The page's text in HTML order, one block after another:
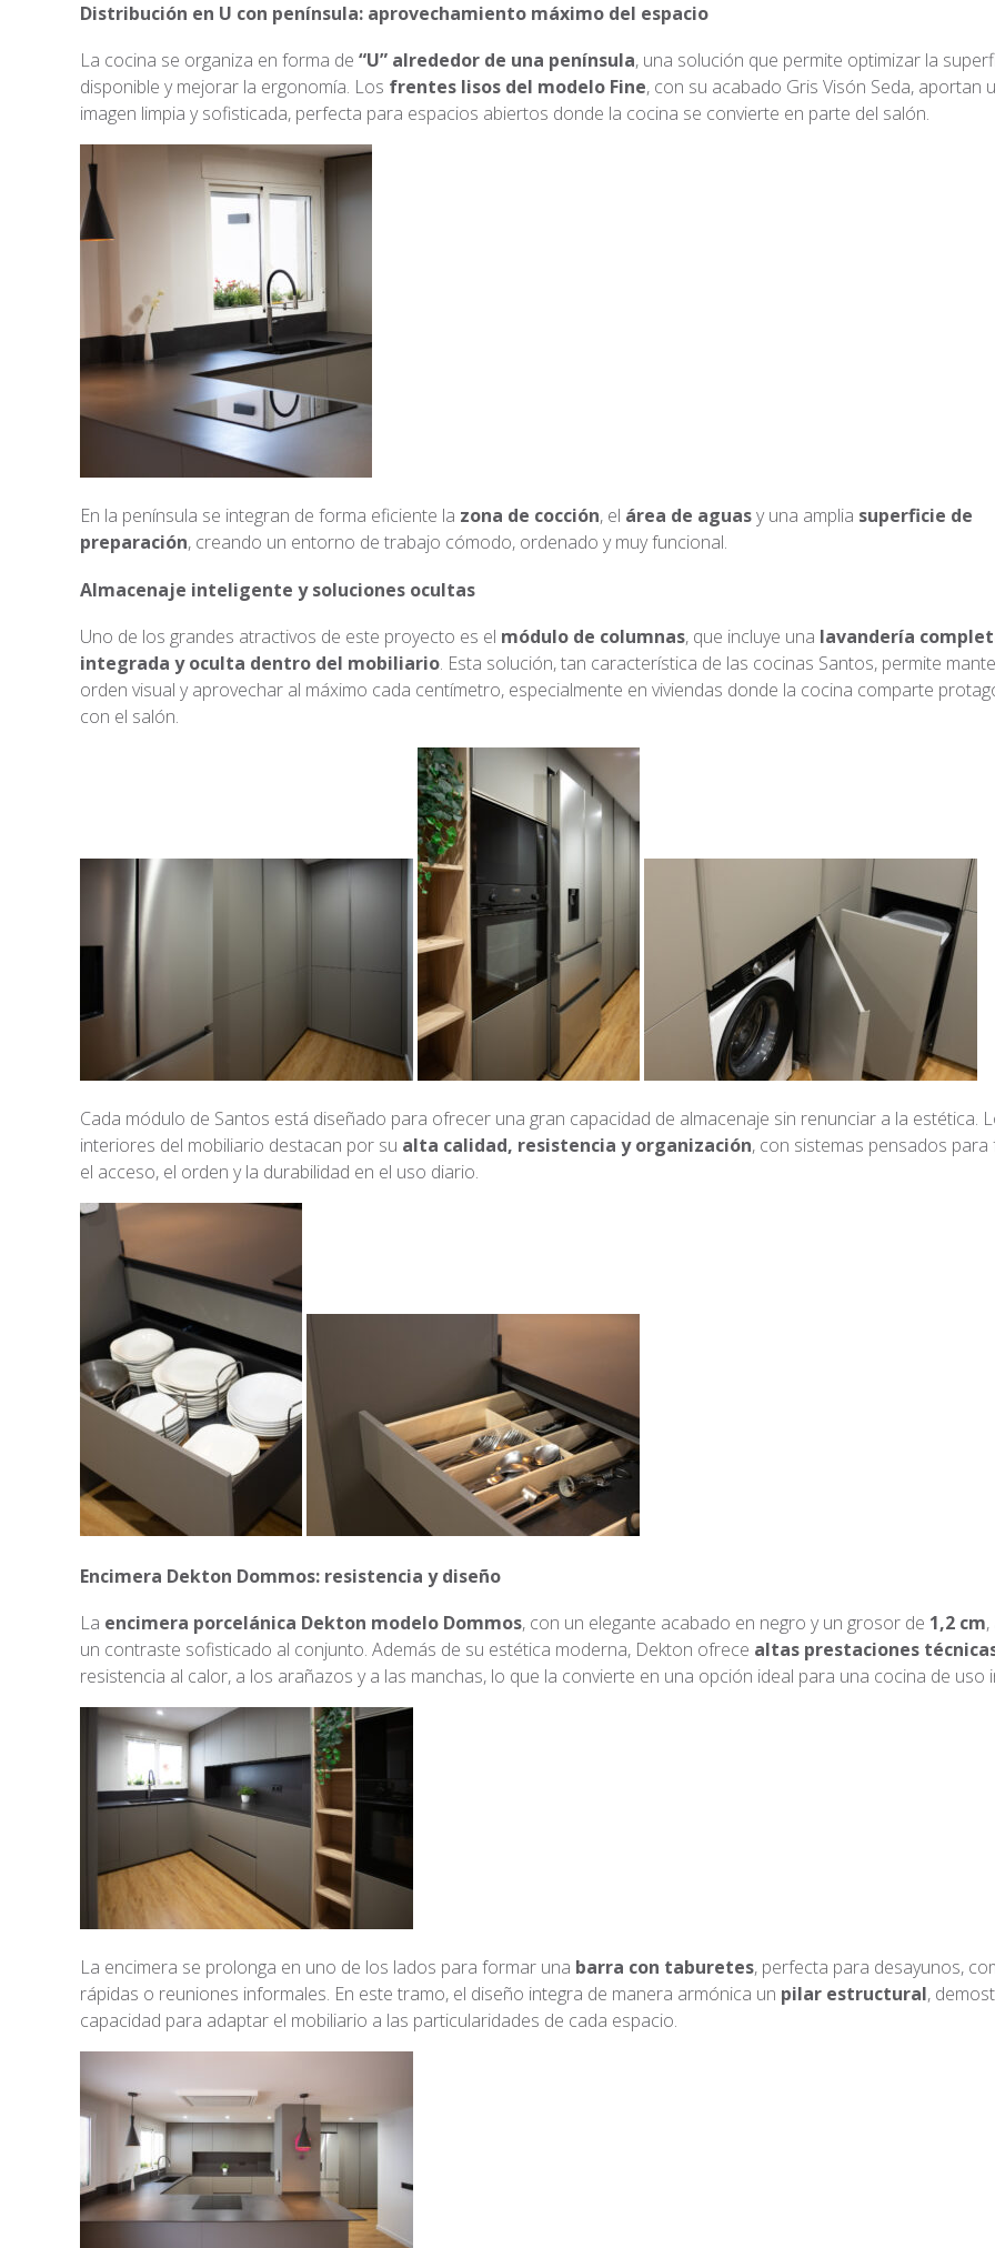
Distribución en U con península: aprovechamiento máximo del espacio
La cocina se organiza en forma de “U” alrededor de una península, una solución que permite optimizar la
disponible y mejorar la ergonomía. Los frentes lisos del modelo Fine, con su acabado Gris Visón Seda, aportan
imagen limpia y sofisticada, perfecta para espacios abiertos donde la cocina se convierte en parte del salón.
En la península se integran de forma eficiente la zona de cocción, el área de aguasy una amplia superficie de
preparación, creando un entorno de trabajo cómodo, ordenado y muy funcional.
Almacenaje inteligente y soluciones ocultas
Uno de los grandes atractivos de este proyecto es el módulo de columnas, que incluye una lavandería
integrada y oculta dentro del mobiliario. Esta solución, tan característica de las cocinas Santos, permite
orden visual y aprovechar al máximo cada centímetro, especialmente en viviendas donde la cocina comparte
con el salón.
Cada módulo de Santos está diseñado para ofrecer una gran capacidad de almacenaje sin renunciar a la estética.
interiores del mobiliario destacan por su alta calidad, resistencia y organización, con sistemas pensados para
el acceso, el orden y la durabilidad en el uso diario.
Encimera Dekton Dommos: resistencia y diseño
La encimera porcelánica Dekton modelo Dommos, con un elegante acabado en negro y un grosor de 1,2 cm
un contraste sofisticado al conjunto. Además de su estética moderna, Dekton ofrece altas prestaciones
resistencia al calor, a los arañazos y a las manchas, lo que la convierte en una opción ideal para una cocina de uso
La encimera se prolonga en uno de los lados para formar una barra con taburetes, perfecta para desayunos,
rápidas o reuniones informales. En este tramo, el diseño integra de manera armónica un pilar estructural,
capacidad para adaptar el mobiliario a las particularidades de cada espacio.